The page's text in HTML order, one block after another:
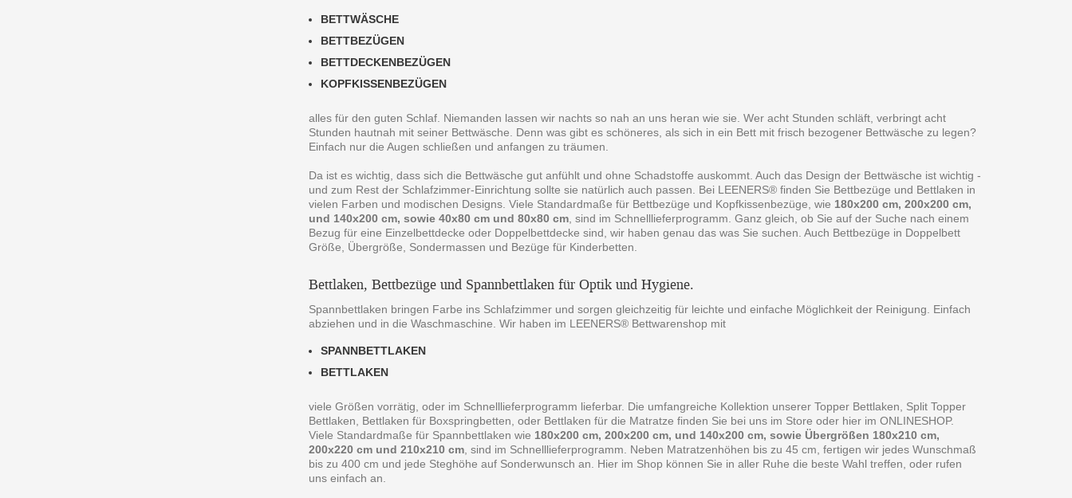
BETTWÄSCHE
BETTBEZÜGEN
BETTDECKENBEZÜGEN
KOPFKISSENBEZÜGEN
alles für den guten Schlaf. Niemanden lassen wir nachts so nah an uns heran wie sie. Wer acht Stunden schläft, verbringt acht
Stunden hautnah mit seiner Bettwäsche. Denn was gibt es schöneres, als sich in ein Bett mit frisch bezogener Bettwäsche zu legen?
Einfach nur die Augen schließen und anfangen zu träumen.
Da ist es wichtig, dass sich die Bettwäsche gut anfühlt und ohne Schadstoffe auskommt. Auch das Design der Bettwäsche ist wichtig -
und zum Rest der Schlafzimmer-Einrichtung sollte sie natürlich auch passen. Bei LEENERS® finden Sie Bettbezüge und Bettlaken in
vielen Farben und modischen Designs. Viele Standardmaße für Bettbezüge und Kopfkissenbezüge, wie 180x200 cm, 200x200 cm,
und 140x200 cm, sowie 40x80 cm und 80x80 cm, sind im Schnelllieferprogramm. Ganz gleich, ob Sie auf der Suche nach einem
Bezug für eine Einzelbettdecke oder Doppelbettdecke sind, wir haben genau das was Sie suchen. Auch Bettbezüge in Doppelbett
Größe, Übergröße, Sondermassen und Bezüge für Kinderbetten.
Bettlaken, Bettbezüge und Spannbettlaken für Optik und Hygiene.
Spannbettlaken bringen Farbe ins Schlafzimmer und sorgen gleichzeitig für leichte und einfache Möglichkeit der Reinigung. Einfach
abziehen und in die Waschmaschine. Wir haben im LEENERS® Bettwarenshop mit
SPANNBETTLAKEN
BETTLAKEN
viele Größen vorrätig, oder im Schnelllieferprogramm lieferbar. Die umfangreiche Kollektion unserer Topper Bettlaken, Split Topper
Bettlaken, Bettlaken für Boxspringbetten, oder Bettlaken für die Matratze finden Sie bei uns im Store oder hier im ONLINESHOP.
Viele Standardmaße für Spannbettlaken wie 180x200 cm, 200x200 cm, und 140x200 cm, sowie Übergrößen 180x210 cm,
200x220 cm und 210x210 cm, sind im Schnelllieferprogramm. Neben Matratzenhöhen bis zu 45 cm, fertigen wir jedes Wunschmaß
bis zu 400 cm und jede Steghöhe auf Sonderwunsch an. Hier im Shop können Sie in aller Ruhe die beste Wahl treffen, oder rufen
uns einfach an.